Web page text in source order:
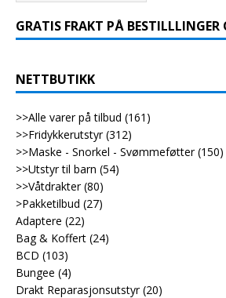
GRATIS FRAKT PÅ BESTILLLINGER
NETTBUTIKK
>>Alle varer på tilbud (161)
>>Fridykkerutstyr (312)
>>Maske - Snorkel - Svømmeføtter (150)
>>Utstyr til barn (54)
>>Våtdrakter (80)
>Pakketilbud (27)
Adaptere (22)
Bag & Koffert (24)
BCD (103)
Bungee (4)
Drakt Reparasjonsutstyr (20)